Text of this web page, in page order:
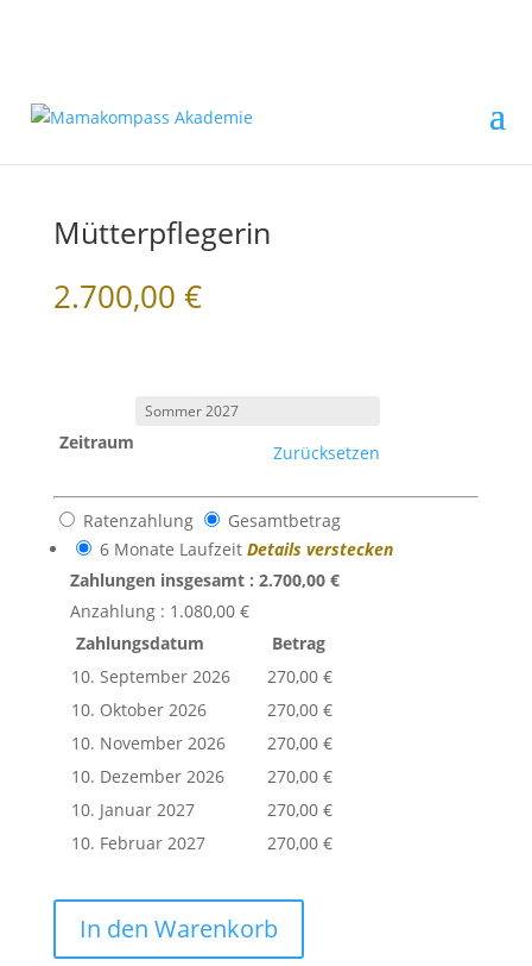
Mütterpflegerin
2.700,00 €
Zeitraum Zurücksetzen
Ratenzahlung
Gesamtbetrag
6 Monate Laufzeit Details verstecken
Zahlungen insgesamt : 2.700,00 €
Anzahlung : 1.080,00 €
Zahlungsdatum
Betrag
10. September 2026
270,00 €
10. Oktober 2026
270,00 €
10. November 2026
270,00 €
10. Dezember 2026
270,00 €
10. Januar 2027
270,00 €
10. Februar 2027
270,00 €
In den Warenkorb